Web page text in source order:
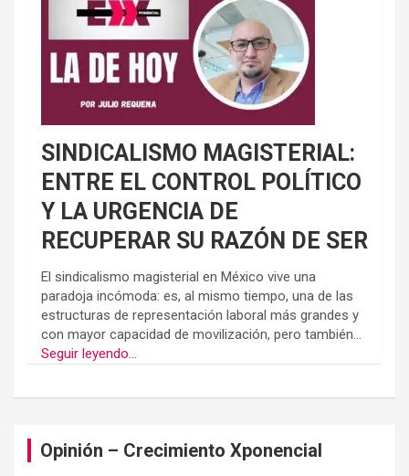
SINDICALISMO MAGISTERIAL:
ENTRE EL CONTROL POLÍTICO
Y LA URGENCIA DE
RECUPERAR SU RAZÓN DE SER
El sindicalismo magisterial en México vive una
paradoja incómoda: es, al mismo tiempo, una de las
estructuras de representación laboral más grandes y
con mayor capacidad de movilización, pero también...
Seguir leyendo...
Opinión – Crecimiento Xponencial